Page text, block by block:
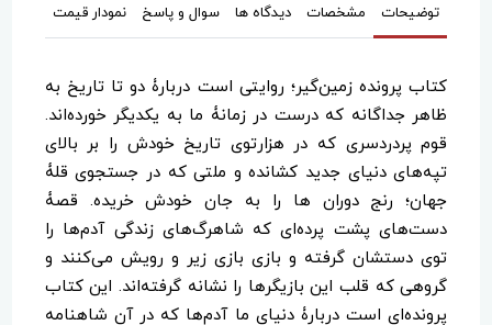
توضیحات مشخصات دیدگاه ها سوال و پاسخ نمودار قیمت
کتاب پرونده زمین‌گیر؛ روایتی است دربارۀ دو تا تاریخ به
ظاهر جداگانه که درست در زمانۀ ما به یکدیگر خورده‌اند.
قوم پردردسری که در هزارتوی تاریخ خودش را بر بالای
تپه‌های دنیای جدید کشانده و ملتی که در جستجوی قلۀ
جهان؛ رنج دوران ها را به جان خودش خریده. قصۀ
دست‌های پشت پرده‌ای که شاهرگ‌های زندگی آدم‌ها را
توی دستشان گرفته و بازی بازی زیر و رویش می‌کنند و
گروهی که قلب این بازیگرها را نشانه گرفته‌اند. این کتاب
پرونده‌ای است دربارۀ دنیای ما آدم‌ها که در آن شاهنامه